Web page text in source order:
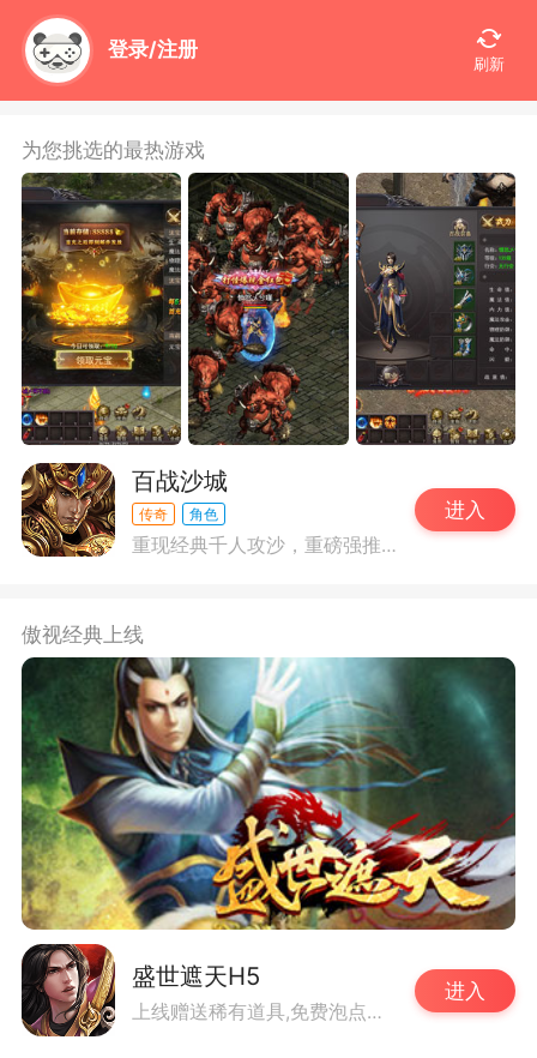
登录/注册
刷新
为您挑选的最热游戏
百战沙城
传奇 角色
重现经典千人攻沙，重磅强推！
进入
傲视经典上线
盛世遮天H5
上线赠送稀有道具,免费泡点升级
进入